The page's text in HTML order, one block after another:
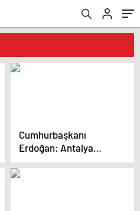
Cumhurbaşkanı
Erdoğan: Antalya
diplomasinin de
küresel yıldızlarından